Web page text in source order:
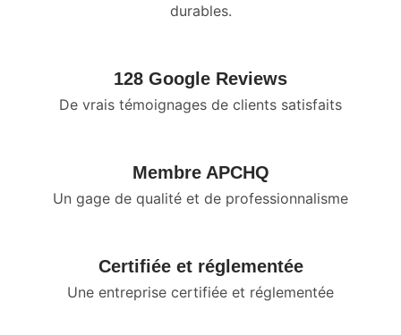
128 Google Reviews
De vrais témoignages de clients satisfaits
durables.
Membre APCHQ
Un gage de qualité et de professionnalisme
Certifiée et réglementée
Une entreprise certifiée et réglementée